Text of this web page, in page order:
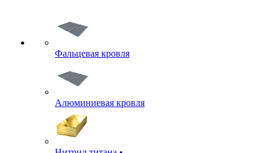
Фальцевая кровля
Алюминиевая кровля